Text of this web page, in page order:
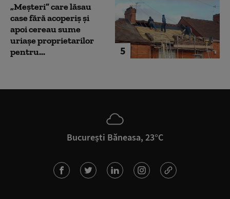
5
„Meșteri” care lăsau
case fără acoperiș și
apoi cereau sume
uriașe proprietarilor
pentru...
București Băneasa, 23°C